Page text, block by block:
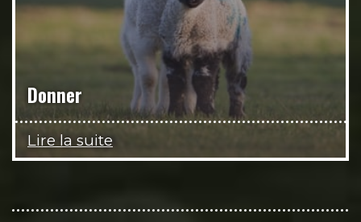
Donner
Lire la suite